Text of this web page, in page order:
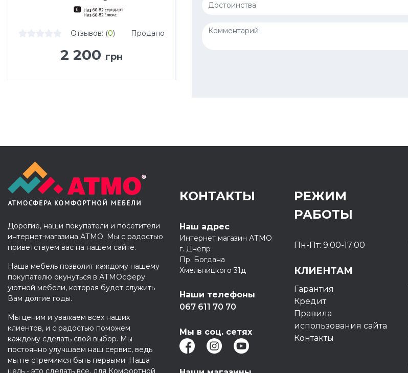
Отзывов: (0) Продано
2 200 грн
Дорогие, наши покупатели и посетители
интернет-магазина АТМО. Мы с радостью
приветствуем вас на нашем сайте.
Наша мебель позволит каждому нашему
покупателю окунуться в АТМОсферу
уютной мебели, которая будет служить
Вам долгие годы.
Мы ценим и уважаем всех наших
клиентов, и с радостью поможем
каждому сделать свой выбор. Мы
постоянно улучшаем наш сервис, ведь
мы не стремимся быть первыми. Наша
цель - это сделать все, для Комфортной
КОНТАКТЫ
Наш адрес
Интернет магазин АТМО
г. Днепр
Пр. Богдана
Хмельницкого 31д
Наши телефоны
067 611 70 70
Мы в соц. сетях
РЕЖИМ
РАБОТЫ
Пн-Пт: 9:00-17:00
КЛИЕНТАМ
Гарантия
Кредит
Правила
использования сайта
Контакты